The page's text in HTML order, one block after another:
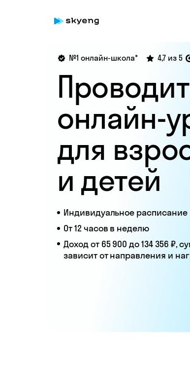
№1 онлайн-школа*
Индивидуальное расписание
От 12 часов в неделю
Доход от 65 900 до 134 356 ₽,
зависит от направления и
4,7 из 5
онлайн-
для
и детей